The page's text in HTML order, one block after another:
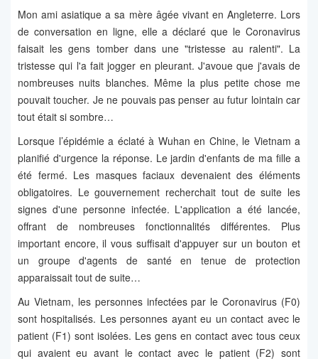
Mon ami asiatique a sa mère âgée vivant en Angleterre. Lors
de conversation en ligne, elle a déclaré que le Coronavirus
faisait les gens tomber dans une "tristesse au ralenti". La
tristesse qui l'a fait jogger en pleurant. J'avoue que j'avais de
nombreuses nuits blanches. Même la plus petite chose me
pouvait toucher. Je ne pouvais pas penser au futur lointain car
tout était si sombre…
Lorsque l’épidémie a éclaté à Wuhan en Chine, le Vietnam a
planifié d'urgence la réponse. Le jardin d'enfants de ma fille a
été fermé. Les masques faciaux devenaient des éléments
obligatoires. Le gouvernement recherchait tout de suite les
signes d'une personne infectée. L'application a été lancée,
offrant de nombreuses fonctionnalités différentes. Plus
important encore, il vous suffisait d'appuyer sur un bouton et
un groupe d'agents de santé en tenue de protection
apparaissait tout de suite…
Au Vietnam, les personnes infectées par le Coronavirus (F0)
sont hospitalisés. Les personnes ayant eu un contact avec le
patient (F1) sont isolées. Les gens en contact avec tous ceux
qui avaient eu avant le contact avec le patient (F2) sont